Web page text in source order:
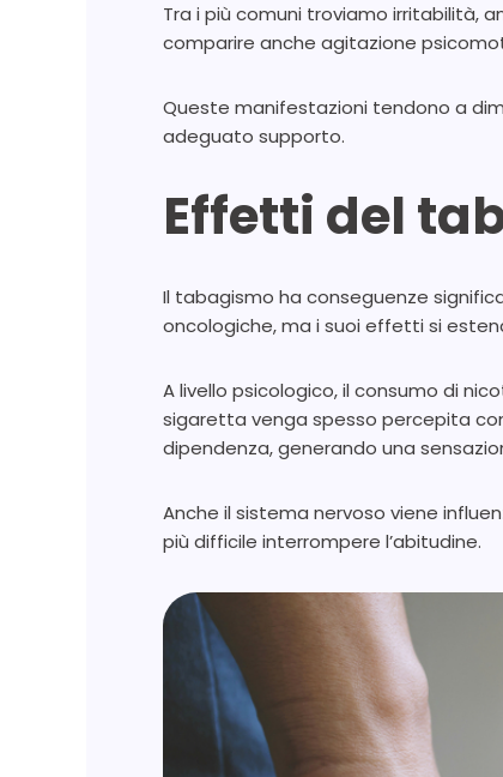
Tra i più comuni troviamo irritabilità,
comparire anche agitazione
Queste manifestazioni tendono a
adeguato supporto.
Effetti del
Il tabagismo ha conseguenze
oncologiche, ma i suoi effetti si
A livello psicologico, il consumo di
sigaretta venga spesso percepita
dipendenza, generando una
Anche il sistema nervoso viene
più difficile interrompere l’abitudine.